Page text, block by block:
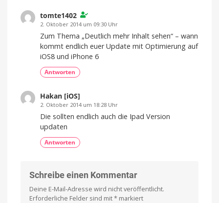
tomte1402
2. Oktober 2014 um 09:30 Uhr
Zum Thema „Deutlich mehr Inhalt sehen“ – wann
kommt endlich euer Update mit Optimierung auf
iOS8 und iPhone 6
Antworten
Hakan [iOS]
2. Oktober 2014 um 18:28 Uhr
Die sollten endlich auch die Ipad Version
updaten
Antworten
Schreibe einen Kommentar
Deine E-Mail-Adresse wird nicht veröffentlicht.
Erforderliche Felder sind mit* markiert